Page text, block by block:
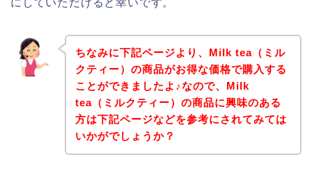
ちなみに下記ページより、Milk tea（ミル
クティー）の商品がお得な価格で購入する
ことができましたよ♪なので、Milk
tea（ミルクティー）の商品に興味のある
方は下記ページなどを参考にされてみては
いかがでしょうか？